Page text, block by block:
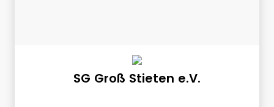
SG Groß Stieten e.V.